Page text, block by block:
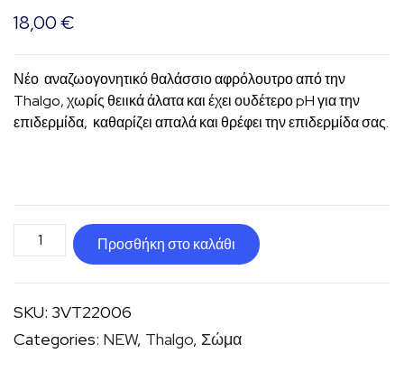
18,00€
Νέο αναζωογονητικό θαλάσσιο αφρόλουτρο από την
Thalgo, χωρίς θειικά άλατα και έχει ουδέτερο pH για την
επιδερμίδα, καθαρίζει απαλά και θρέφει την επιδερμίδα σας.
Shower
gel
Thalgo
ποσότητα
Προσθήκη στο καλάθι
SKU: 3VT22006
Categories: NEW, Thalgo, Σώμα